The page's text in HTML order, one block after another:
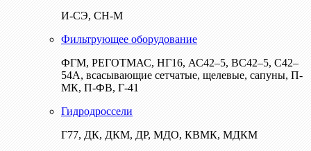
И-СЭ, СН-М
Фильтрующее оборудование
ФГМ, РЕГОТМАС, НГ16, АС42–5, ВС42–5, С42–
54А, всасывающие сетчатые, щелевые, сапуны, П-
МК, П-ФВ, Г-41
Гидродроссели
Г77, ДК, ДКМ, ДР, МДО, КВМК, МДКМ